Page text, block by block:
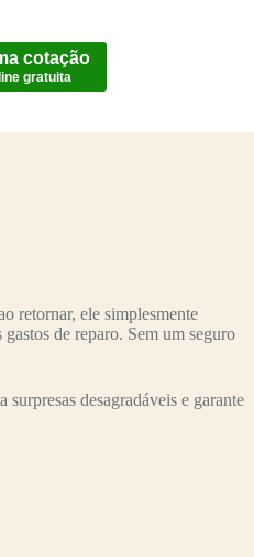
cotação
gratuita
retornar, ele simplesmente
de reparo. Sem um seguro
desagradáveis e garante